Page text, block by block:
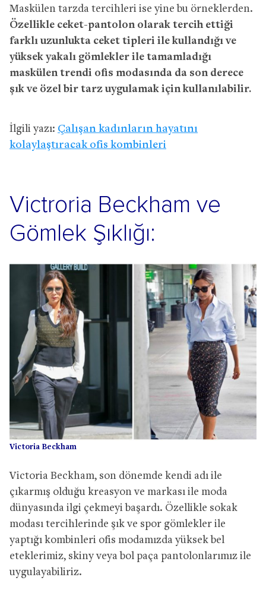
Maskülen tarzda tercihleri ise yine bu örneklerden.
Özellikle ceket-pantolon olarak tercih ettiği
farklı uzunlukta ceket tipleri ile kullandığı ve
yüksek yakalı gömlekler ile tamamladığı
maskülen trendi ofis modasında da son derece
şık ve özel bir tarz uygulamak için kullanılabilir.
İlgili yazı: Çalışan kadınların hayatını
kolaylaştıracak ofis kombinleri
Victroria Beckham ve
Gömlek Şıklığı:
Victoria Beckham
Victoria Beckham, son dönemde kendi adı ile
çıkarmış olduğu kreasyon ve markası ile moda
dünyasında ilgi çekmeyi başardı. Özellikle sokak
modası tercihlerinde şık ve spor gömlekler ile
yaptığı kombinleri ofis modamızda yüksek bel
eteklerimiz, skiny veya bol paça pantolonlarımız ile
uygulayabiliriz.